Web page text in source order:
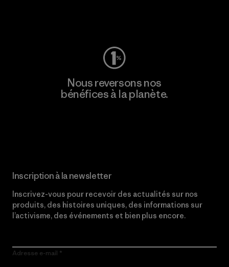
Nous reversons nos
bénéfices à la planète.
Inscription à la newsletter
Inscrivez-vous pour recevoir des actualités sur nos
produits, des histoires uniques, des informations sur
l’activisme, des événements et bien plus encore.
Adresse e-mail